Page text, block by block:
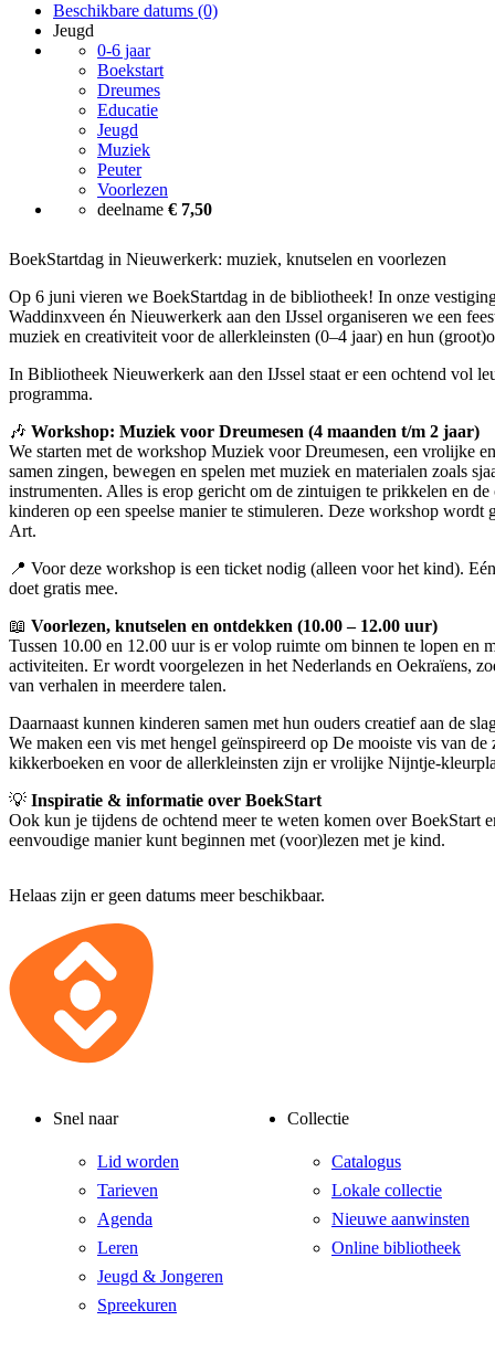
Beschikbare datums (0)
Jeugd
0-6 jaar
Boekstart
Dreumes
Educatie
Jeugd
Muziek
Peuter
Voorlezen
deelname € 7,50
BoekStartdag in Nieuwerkerk: muziek, knutselen en voorlezen
Op 6 juni vieren we BoekStartdag in de bibliotheek! In onze
Waddinxveen én Nieuwerkerk aan den IJssel organiseren we een
muziek en creativiteit voor de allerkleinsten (0–4 jaar) en hun
In Bibliotheek Nieuwerkerk aan den IJssel staat er een ochtend vol
programma.
🎶 Workshop: Muziek voor Dreumesen (4 maanden t/m 2 jaar)
We starten met de workshop Muziek voor Dreumesen, een vrolijke
samen zingen, bewegen en spelen met muziek en materialen zoals
instrumenten. Alles is erop gericht om de zintuigen te prikkelen en
kinderen op een speelse manier te stimuleren. Deze workshop wordt
Art.
📍 Voor deze workshop is een ticket nodig (alleen voor het kind).
doet gratis mee.
📖 Voorlezen, knutselen en ontdekken (10.00 – 12.00 uur)
Tussen 10.00 en 12.00 uur is er volop ruimte om binnen te lopen en
activiteiten. Er wordt voorgelezen in het Nederlands en Oekraïens,
van verhalen in meerdere talen.
Daarnaast kunnen kinderen samen met hun ouders creatief aan de
We maken een vis met hengel geïnspireerd op De mooiste vis van
kikkerboeken en voor de allerkleinsten zijn er vrolijke Nijntje-
💡 Inspiratie & informatie over BoekStart
Ook kun je tijdens de ochtend meer te weten komen over BoekStart
eenvoudige manier kunt beginnen met (voor)lezen met je kind.
Helaas zijn er geen datums meer beschikbaar.
Snel naar
Lid worden
Tarieven
Agenda
Leren
Jeugd & Jongeren
Spreekuren
Collectie
Catalogus
Lokale collectie
Nieuwe aanwinsten
Online bibliotheek